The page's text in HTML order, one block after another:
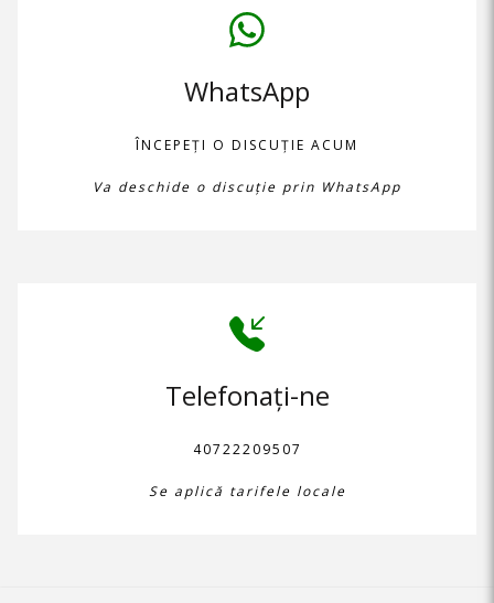
WhatsApp
ÎNCEPEȚI O DISCUȚIE ACUM
Va deschide o discuție prin WhatsApp
Telefonați-ne
40722209507
Se aplică tarifele locale